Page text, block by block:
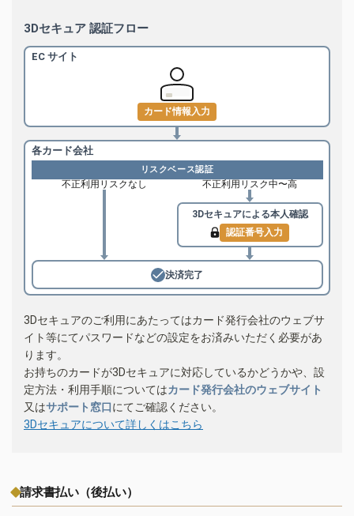
3Dセキュア 認証フロー
EC サイト
カード情報入力
各カード会社
リスクベース認証
不正利用リスクなし 不正利用リスク中〜高
3Dセキュアによる本人確認
認証番号入力
決済完了
3Dセキュアのご利用にあたってはカード発行会社のウェブサ
イト等にてパスワードなどの設定をお済みいただく必要があ
ります。
お持ちのカードが3Dセキュアに対応しているかどうかや、設
定方法・利用手順についてはカード発行会社のウェブサイト
又はサポート窓口にてご確認ください。
3Dセキュアについて詳しくはこちら
請求書払い（後払い）